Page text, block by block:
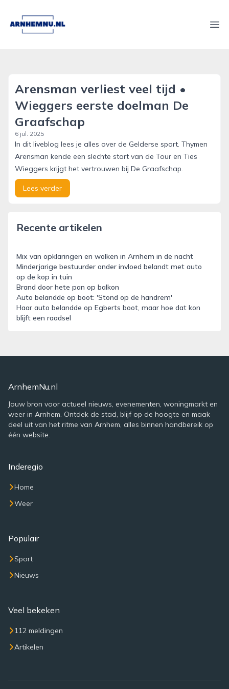
arnhemnu.nl
Arensman verliest veel tijd •
Wieggers eerste doelman De
Graafschap
6 jul. 2025
In dit liveblog lees je alles over de Gelderse sport. Thymen
Arensman kende een slechte start van de Tour en Ties
Wieggers krijgt het vertrouwen bij De Graafschap.
Lees verder
Recente artikelen
Mix van opklaringen en wolken in Arnhem in de nacht
Minderjarige bestuurder onder invloed belandt met auto
op de kop in tuin
Brand door hete pan op balkon
Auto belandde op boot: 'Stond op de handrem'
Haar auto belandde op Egberts boot, maar hoe dat kon
blijft een raadsel
ArnhemNu.nl
Jouw bron voor actueel nieuws, evenementen, woningmarkt en
weer in Arnhem. Ontdek de stad, blijf op de hoogte en maak
deel uit van het ritme van Arnhem, alles binnen handbereik op
één website.
Inderegio
Home
Weer
Populair
Sport
Nieuws
Veel bekeken
112 meldingen
Artikelen